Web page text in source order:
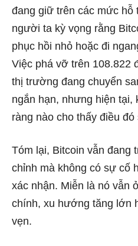
đang giữ trên các mức hỗ
người ta kỳ vọng rằng
phục hồi nhỏ hoặc đi
Việc phá vỡ trên 108.822
thị trường đang chuyển
ngắn hạn, nhưng hiện tại,
ràng nào cho thấy điều đó
Tóm lại, Bitcoin vẫn đang
chỉnh mà không có sự cố
xác nhận. Miễn là nó vẫn
chính, xu hướng tăng lớn
vẹn.